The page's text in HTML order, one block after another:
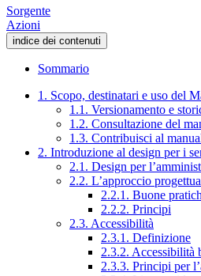
Sorgente
Azioni
indice dei contenuti
Sommario
1. Scopo, destinatari e uso del
1.1. Versionamento e
1.2. Consultazione del
1.3. Contribuisci al
2. Introduzione al design per i
2.1. Design per
2.2. L’approccio
2.2.1. Buone
2.2.2. Principi
2.3. Accessibilità
2.3.1. Definizione
2.3.2. Accessibilità
2.3.3. Principi per